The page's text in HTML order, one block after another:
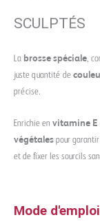
SCULPTÉS
La brosse spéciale ,
juste quantité de
précise.
Enrichie en vitamine E
végétales pour
et de fixer les sourcils
Mode d'emploi